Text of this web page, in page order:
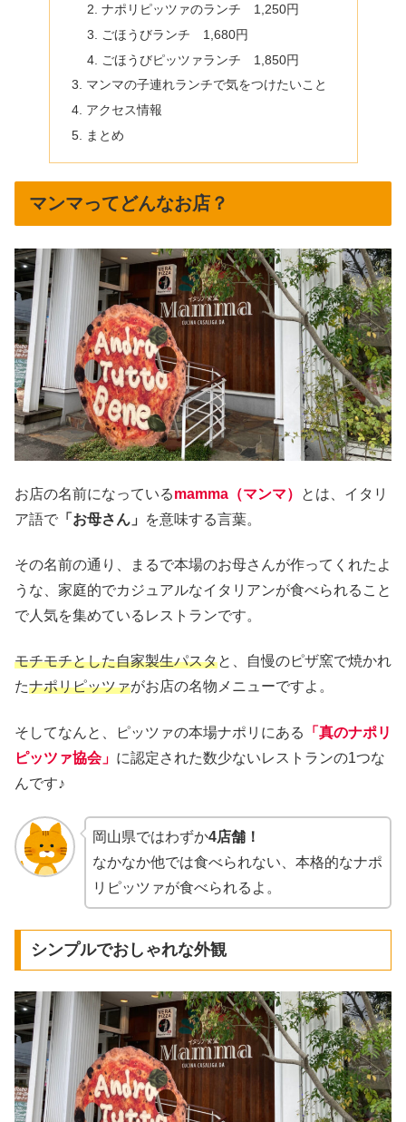
ナポリピッツァのランチ 1,250円
ごほうびランチ 1,680円
ごほうびピッツァランチ 1,850円
マンマの子連れランチで気をつけたいこと
アクセス情報
まとめ
マンマってどんなお店？
お店の名前になっているmamma（マンマ）
とは、イタリ
ア語で 「お母さん」 を意味する言葉。
その名前の通り、まるで本場のお母さんが作ってくれたよ
うな、家庭的でカジュアルなイタリアンが食べられること
で人気を集めているレストランです。
モチモチとした自家製生パスタと、自慢のピザ窯で焼かれ
たナポリピッツァがお店の名物メニューですよ。
そしてなんと、ピッツァの本場ナポリにある
「真のナポリ
ピッツァ協会」 に認定された数少ないレストランの1つな
んです♪
岡山県ではわずか4店舗！
なかなか他では食べられない、本格的なナポ
リピッツァが食べられるよ。
シンプルでおしゃれな外観